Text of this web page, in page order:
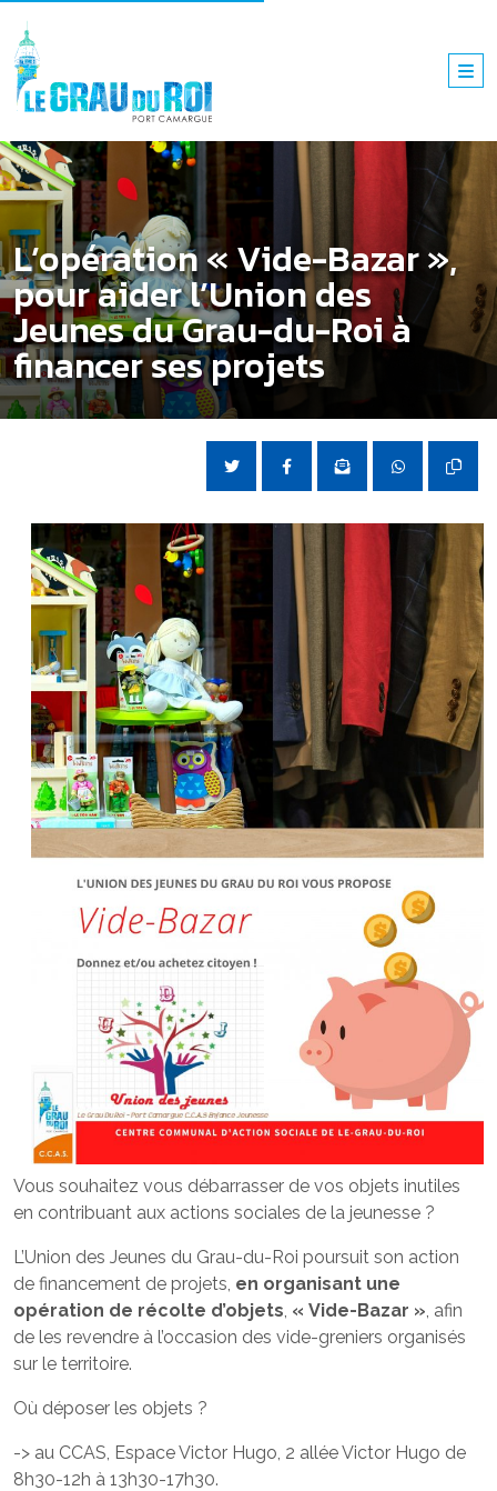
L’opération « Vide-Bazar »,
pour aider l’Union des
Jeunes du Grau-du-Roi à
financer ses projets
Vous souhaitez vous débarrasser de vos objets inutiles
en contribuant aux actions sociales de la jeunesse ?
L’Union des Jeunes du Grau-du-Roi poursuit son action
de financement de projets, en organisant une
opération de récolte d’objets, « Vide-Bazar », afin
de les revendre à l’occasion des vide-greniers organisés
sur le territoire.
Où déposer les objets ?
-> au CCAS, Espace Victor Hugo, 2 allée Victor Hugo de
8h30-12h à 13h30-17h30.